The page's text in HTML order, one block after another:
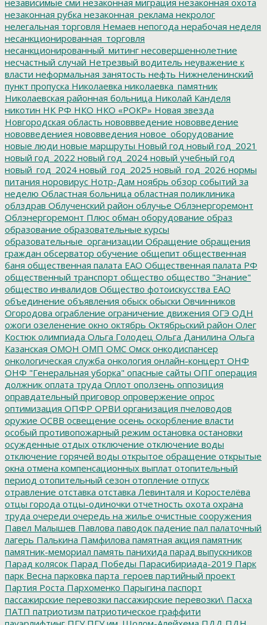
незаконная рубка незаконная_реклама некролог
нелегальная торговля Немаев непогода нерабочая неделя
несанкционированная_торговля
несанкционированный_митинг несовершеннолетние
несчастный случай Нетрезвый водитель неуважение к
власти неформальная занятость нефть Нижнеленинский
пункт пропуска Николаевка николаевка_памятник
Николаевская районная больница Николай Канделя
никотин НК РФ НКО НКО «РОКР» Новая звезда
Новгородская область нововвведение нововведение
нововведениея нововведения новое_оборудование
новые люди новые маршруты Новый год новый год_2021
новый год_2022 новый год_2024 новый учебный год
новый_год_2024 новый_год_2025 новый_год_2026 нормы
питания норовирус Нотр-Дам ноябрь обзор событий за
неделю Областная больница областная поликлиника
облздрав Облученский район облучье Облэнергоремонт
Облэнергоремонт Плюс обман оборудование образ
образование образовательные курсы
образовательные_организации Обращение обращения
граждан обсерватор обучение общепит общественная
баня общественная палата ЕАО Общественная палата РФ
общественный транспорт общество общество "Знание"
общество инвалидов Общество фотоискусства ЕАО
объединение объявления обыск обыски Овчинников
Огородова ограбление ограничение движения ОГЭ ОДН
ожоги озеленение окно октябрь Октябрьский район Олег
Костюк олимпиада Ольга Голодец Ольга Данилина Ольга
Казанская ОМОН ОМП ОМС Омск онкодиспансер
онкологическая служба онкология онлайн-концерт ОНФ
ОНФ "Генеральная уборка" опасные сайты ОПГ операция
должник оплата труда Оплот оползень оппозиция
оправдательный приговор опровержение опрос
оптимизация ОПФР ОРВИ организация пчеловодов
оружие ОСВВ освещение осень оскорбление власти
особый противопожарный режим остановка остановки
осужденные отдых отключение отключение воды
отключение горячей воды открытое обращение открытые
окна отмена компенсационных выплат отопительный
период отопительный сезон отопление отпуск
отравление отставка отставка Левинталя и Коростелёва
отцы города отцы-одиночки отчетность охота охрана
труда очереди очередь на жилье очистные сооружения
Павел Малышев Павлова паводок падение пал палаточный
лагерь Палькина Памфилова памятная акция памятник
памятник-мемориал память панихида парад выпускников
Парад колясок Парад Победы Парасибириада-2019 Парк
парк Весна парковка парта_героев партийный проект
Партия Роста Пархоменко Парыгина паспорт
пассажирские перевозки пассажирские перевозки\ Пасха
ПАТП патриотизм патриотическое граффити